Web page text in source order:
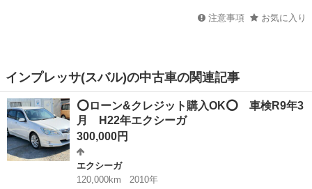
注意事項 お気に入り
インプレッサ(スバル)の中古車の関連記事
⭕️ローン&クレジット購入OK⭕️ 車検R9年3
月 H22年エクシーガ
300,000円
エクシーガ
120,000km
2010年